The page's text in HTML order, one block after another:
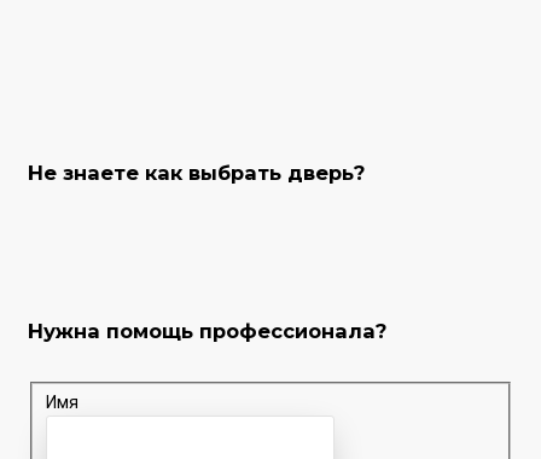
Не знаете как выбрать дверь?
Нужна помощь профессионала?
Имя